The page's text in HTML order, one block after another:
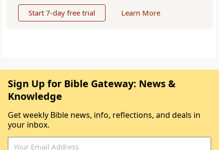
Start 7-day free trial Learn More
Sign Up for Bible Gateway: News &
Knowledge
Get weekly Bible news, info, reflections, and deals in
your inbox.